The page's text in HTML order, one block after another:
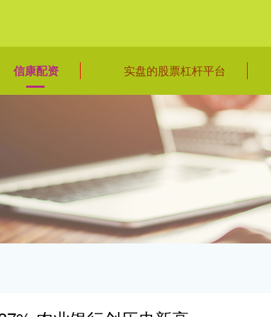
信康配资 实盘的股票杠杆平台